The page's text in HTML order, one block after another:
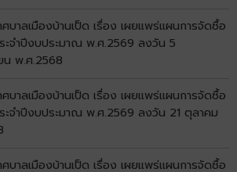
ศบาลเมืองบ้านเป็ด เรื่อง เผยแพร่แผนการจัดซื้อ
ะจำปีงบประมาณ พ.ศ.2569 ลงวัน 5
น พ.ศ.2568
ศบาลเมืองบ้านเป็ด เรื่อง เผยแพร่แผนการจัดซื้อ
ะจำปีงบประมาณ พ.ศ.2569 ลงวัน 21 ตุลาคม
ศบาลเมืองบ้านเป็ด เรื่อง เผยแพร่แผนการจัดซื้อ